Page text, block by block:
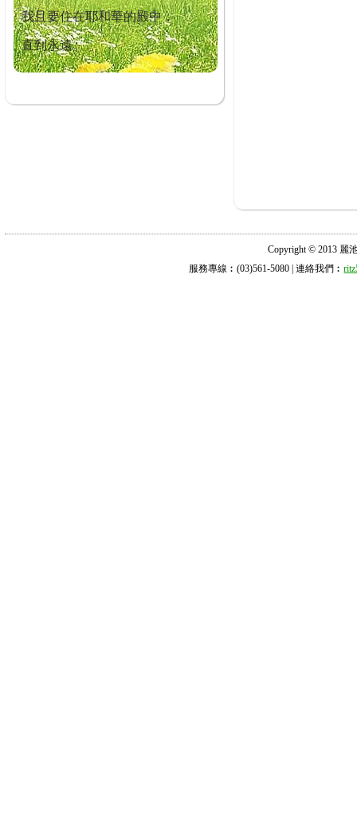
我且要住在耶和華的殿中，
直到永遠。
Copyright © 2013 麗
服務專線︰(03)561-5080 | 連絡我們︰